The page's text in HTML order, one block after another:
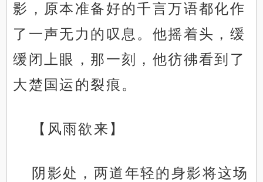
影，原本准备好的千言万语都化作
了一声无力的叹息。他摇着头，缓
缓闭上眼，那一刻，他彷彿看到了
大楚国运的裂痕。
【风雨欲来】
阴影处，两道年轻的身影将这场